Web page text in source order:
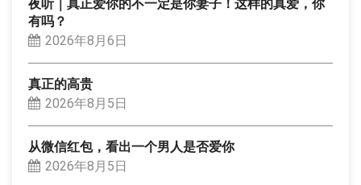
夜听｜真正爱你的不一定是你妻子！这样的真爱，你
有吗？
2026年8月6日
真正的高贵
2026年8月5日
从微信红包，看出一个男人是否爱你
2026年8月5日